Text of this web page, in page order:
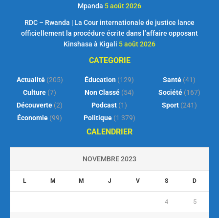
Mpanda 5 août 2026
RDC – Rwanda | La Cour internationale de justice lance
officiellement la procédure écrite dans l’affaire opposant
Kinshasa à Kigali 5 août 2026
CATEGORIE
Actualité(205)
Culture (7)
Découverte (2)
Économie (99)
Éducation (129)
Non Classé (54)
Podcast (1)
Politique(1 379)
Santé (41)
Société(167)
Sport(241)
CALENDRIER
NOVEMBRE 2023
L M M J V S D
4 5